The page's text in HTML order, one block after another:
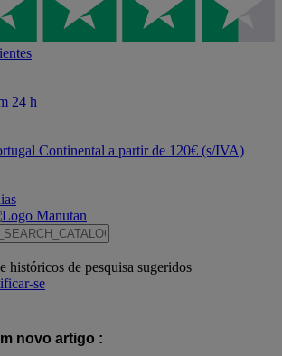
24 h
Continental a partir de 120€ (s/IVA)
históricos de pesquisa sugeridos
se
novo artigo :